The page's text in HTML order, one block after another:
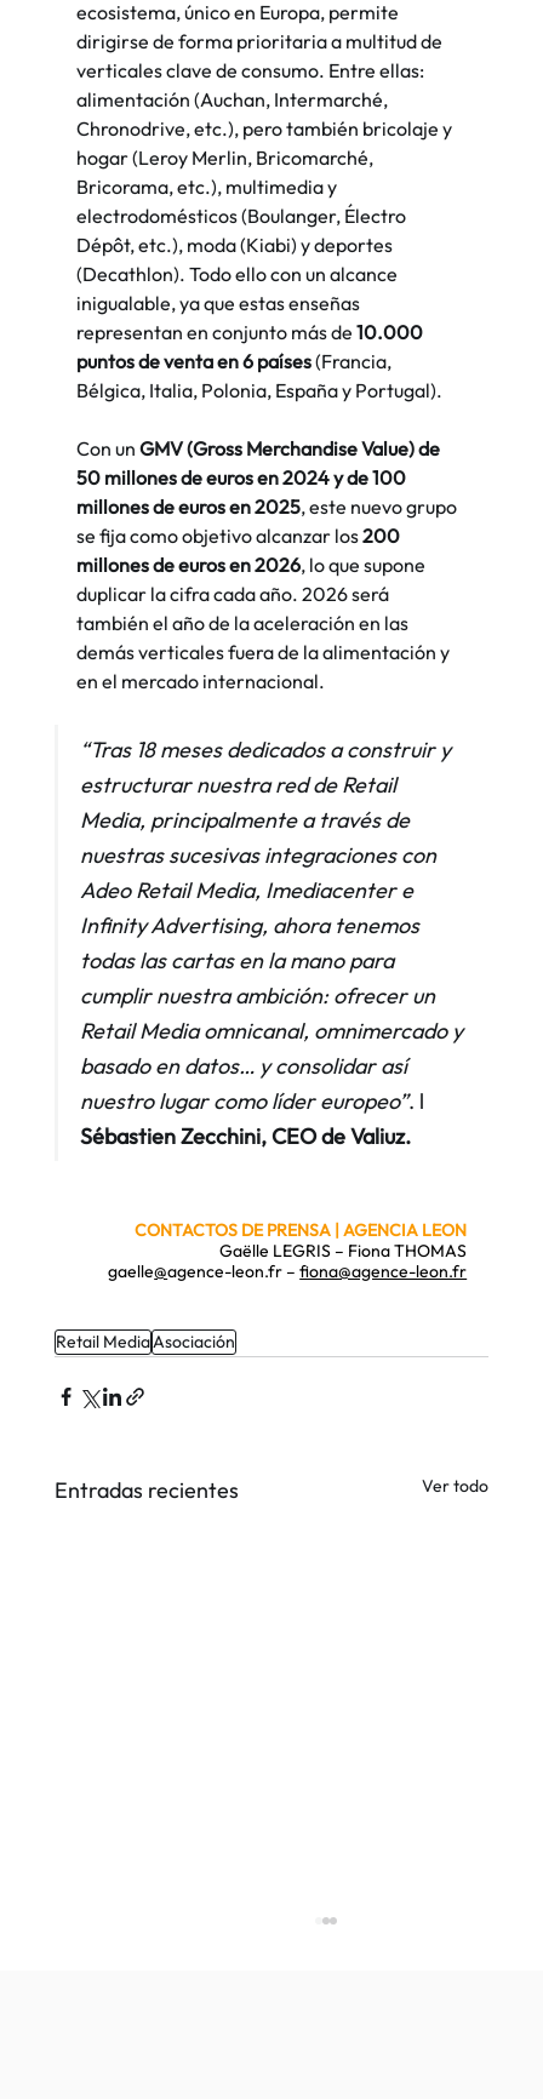
ecosistema, único en Europa, permite
dirigirse de forma prioritaria a multitud de
verticales clave de consumo. Entre ellas:
alimentación (Auchan, Intermarché,
Chronodrive, etc.), pero también bricolaje y
hogar (Leroy Merlin, Bricomarché,
Bricorama, etc.), multimedia y
electrodomésticos (Boulanger, Électro
Dépôt, etc.), moda (Kiabi) y deportes
(Decathlon). Todo ello con un alcance
inigualable, ya que estas enseñas
representan en conjunto más de 10.000
puntos de venta en 6 países (Francia,
Bélgica, Italia, Polonia, España y Portugal).
Con un GMV (Gross Merchandise Value) de
50 millones de euros en 2024 y de 100
millones de euros en 2025, este nuevo grupo
se fija como objetivo alcanzar los 200
millones de euros en 2026, lo que supone
duplicar la cifra cada año. 2026 será
también el año de la aceleración en las
demás verticales fuera de la alimentación y
en el mercado internacional.
“Tras 18 meses dedicados a construir y
estructurar nuestra red de Retail
Media, principalmente a través de
nuestras sucesivas integraciones con
Adeo Retail Media, Imediacenter e
Infinity Advertising, ahora tenemos
todas las cartas en la mano para
cumplir nuestra ambición: ofrecer un
Retail Media omnicanal, omnimercado y
basado en datos… y consolidar así
nuestro lugar como líder europeo”. l
Sébastien Zecchini, CEO de Valiuz.
CONTACTOS DE PRENSA | AGENCIA LEON
Gaëlle LEGRIS – Fiona THOMAS
gaelle@agence-leon.fr – fiona@agence-leon.fr
Retail MediaAsociación
Entradas recientes Ver todo